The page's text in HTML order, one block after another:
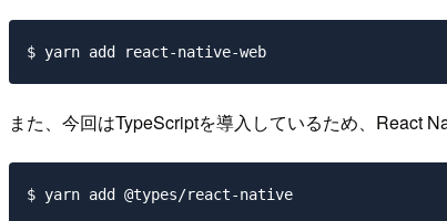
また、今回はTypeScriptを導入しているため、React